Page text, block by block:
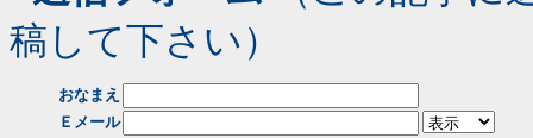
稿して下さい）
おなまえ
Ｅメール